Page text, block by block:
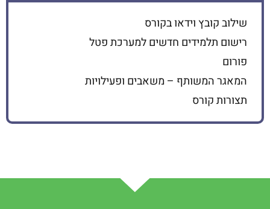
שילוב קובץ וידאו בקורס
רישום תלמידים חדשים למערכת פטל
פורום
המאגר המשותף – משאבים ופעילויות
תצורות קורס